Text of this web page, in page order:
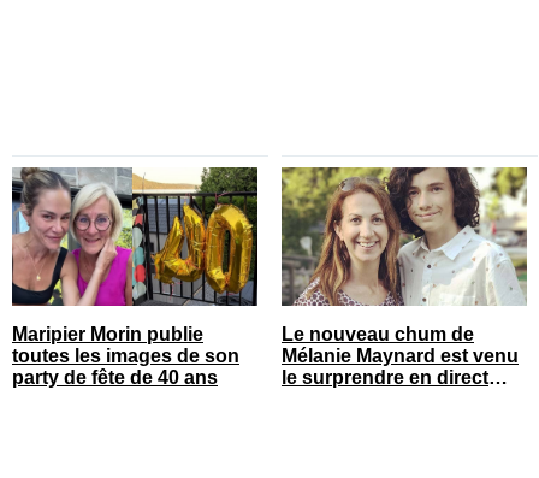
Maripier Morin publie
toutes les images de son
party de fête de 40 ans
Le nouveau chum de
Mélanie Maynard est venu
le surprendre en direct